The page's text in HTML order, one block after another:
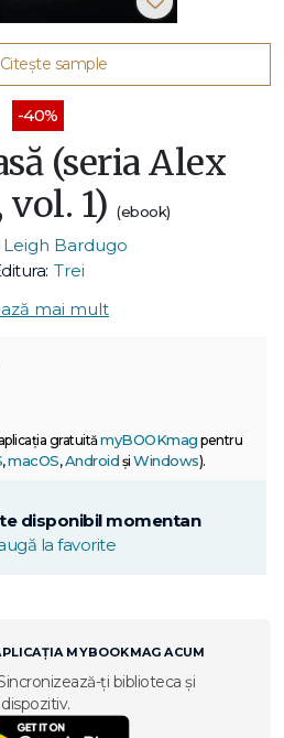
Citește sample
-40%
(seria Alex
vol. 1) (ebook)
Leigh Bardugo
Trei
mai mult
gratuitămyBOOKmag pentru
,macOS,Android și Windows).
disponibil momentan
la favorite
MYBOOKMAG ACUM
ți biblioteca și